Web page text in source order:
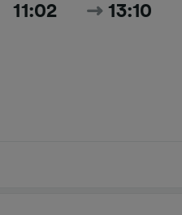
11:02 13:10